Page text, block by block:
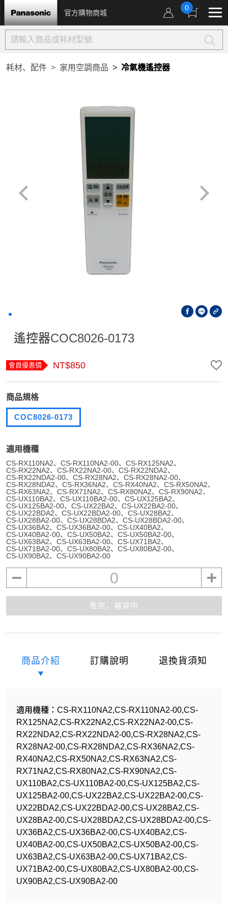
官方購物商城
0
耗材、配件 家用空調商品 冷氣機遙控器
遙控器COC8026-0173
會員優惠價 NT$850
商品規格
COC8026-0173
適用機種
CS-RX110NA2 CS-RX110NA2-00
CS-RX125NA2
CS-RX22NA2
CS-RX22NA2-00
CS-RX22NDA2
CS-RX22NDA2-00
CS-RX28NA2
CS-RX28NA2-00
CS-RX28NDA2
CS-RX36NA2 CS-RX40NA2
CS-RX50NA2
CS-RX63NA2
CS-RX71NA2 CS-RX80NA2
CS-RX90NA2
CS-UX110BA2
CS-UX110BA2-00
CS-UX125BA2
CS-UX125BA2-00
CS-UX22BA2
CS-UX22BA2-00
CS-UX22BDA2
CS-UX22BDA2-00
CS-UX28BA2
CS-UX28BA2-00
CS-UX28BDA2
CS-UX28BDA2-00
CS-UX36BA2
CS-UX36BA2-00
CS-UX40BA2
CS-UX40BA2-00
CS-UX50BA2
CS-UX50BA2-00
CS-UX63BA2
CS-UX63BA2-00
CS-UX71BA2
CS-UX71BA2-00
CS-UX80BA2
CS-UX80BA2-00
CS-UX90BA2
CS-UX90BA2-00
0
售完，補貨中
商品介紹 訂購說明 退換貨須知
適用機種：CS-RX110NA2,CS-RX110NA2-00,CS-
RX125NA2,CS-RX22NA2,CS-RX22NA2-00,CS-
RX22NDA2,CS-RX22NDA2-00,CS-RX28NA2,CS-
RX28NA2-00,CS-RX28NDA2,CS-RX36NA2,CS-
RX40NA2,CS-RX50NA2,CS-RX63NA2,CS-
RX71NA2,CS-RX80NA2,CS-RX90NA2,CS-
UX110BA2,CS-UX110BA2-00,CS-UX125BA2,CS-
UX125BA2-00,CS-UX22BA2,CS-UX22BA2-00,CS-
UX22BDA2,CS-UX22BDA2-00,CS-UX28BA2,CS-
UX28BA2-00,CS-UX28BDA2,CS-UX28BDA2-00,CS-
UX36BA2,CS-UX36BA2-00,CS-UX40BA2,CS-
UX40BA2-00,CS-UX50BA2,CS-UX50BA2-00,CS-
UX63BA2,CS-UX63BA2-00,CS-UX71BA2,CS-
UX71BA2-00,CS-UX80BA2,CS-UX80BA2-00,CS-
UX90BA2,CS-UX90BA2-00